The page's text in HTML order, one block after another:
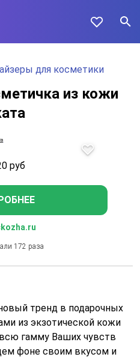
для косметики
из кожи
руб
172 раза
тренд в подарочных
из экзотической кожи
гамму Ваших чувств
фоне своим вкусом и